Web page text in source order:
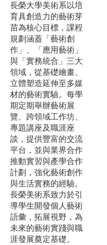
長榮大學美術系以培
育具創造力的藝術芽
苗為核心目標，課程
規劃涵蓋「藝術創
作」、「應用藝術」
與「實務統合」三大
領域，從基礎繪畫、
立體塑造延伸至多媒
材的藝術實驗。每學
期定期舉辦藝術展
覽、跨領域工作坊、
專題講座及職涯座
談，提供豐富的交流
平台，並與業界合作
推動實習與產學合作
計劃，強化藝術創作
與生活實務的經驗。
長榮美術系致力於引
導學生開發個人藝術
語彙，拓展視野，為
未來的藝術實踐與職
涯發展奠定基礎。